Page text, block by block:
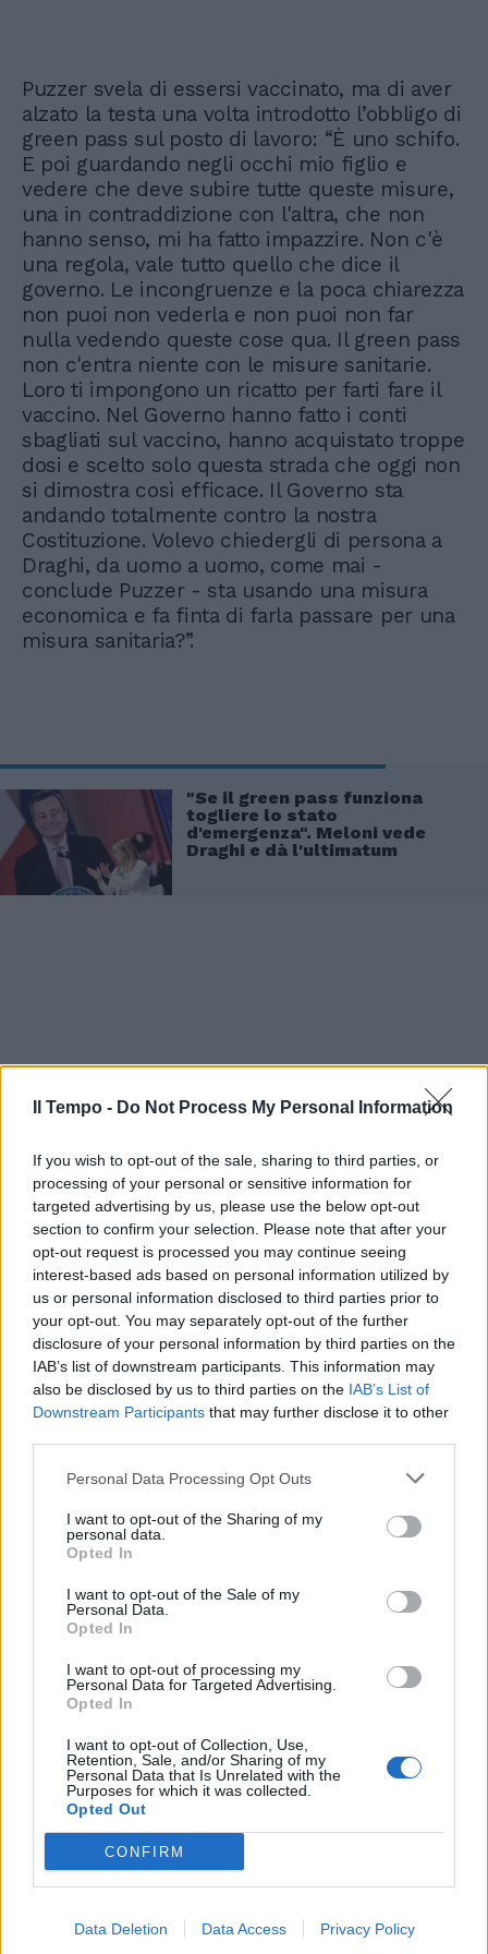
Il Tempo - Do Not Process My Personal Information
If you wish to opt-out of the sale, sharing to third parties, or
processing of your personal or sensitive information for
targeted advertising by us, please use the below opt-out
section to confirm your selection. Please note that after your
opt-out request is processed you may continue seeing
interest-based ads based on personal information utilized by
us or personal information disclosed to third parties prior to
your opt-out. You may separately opt-out of the further
disclosure of your personal information by third parties on the
IAB’s list of downstream participants. This information may
also be disclosed by us to third parties on the IAB’s List of
Downstream Participants that may further disclose it to other
Personal Data Processing Opt Outs
I want to opt-out of the Sharing of my
personal data.
Opted In
I want to opt-out of the Sale of my
Personal Data.
Opted In
I want to opt-out of processing my
Personal Data for Targeted Advertising.
Opted In
I want to opt-out of Collection, Use,
Retention, Sale, and/or Sharing of my
Personal Data that Is Unrelated with the
Purposes for which it was collected.
Opted Out
CONFIRM
Data Deletion Data Access Privacy Policy
Puzzer svela di essersi vaccinato, ma di aver
alzato la testa una volta introdotto l’obbligo di
green pass sul posto di lavoro: “È uno schifo.
E poi guardando negli occhi mio figlio e
vedere che deve subire tutte queste misure,
una in contraddizione con l'altra, che non
hanno senso, mi ha fatto impazzire. Non c'è
una regola, vale tutto quello che dice il
governo. Le incongruenze e la poca chiarezza
non puoi non vederla e non puoi non far
nulla vedendo queste cose qua. Il green pass
non c'entra niente con le misure sanitarie.
Loro ti impongono un ricatto per farti fare il
vaccino. Nel Governo hanno fatto i conti
sbagliati sul vaccino, hanno acquistato troppe
dosi e scelto solo questa strada che oggi non
si dimostra così efficace. Il Governo sta
andando totalmente contro la nostra
Costituzione. Volevo chiedergli di persona a
Draghi, da uomo a uomo, come mai -
conclude Puzzer - sta usando una misura
economica e fa finta di farla passare per una
misura sanitaria?”.
"Se il green pass funziona
togliere lo stato
d'emergenza". Meloni vede
Draghi e dà l'ultimatum